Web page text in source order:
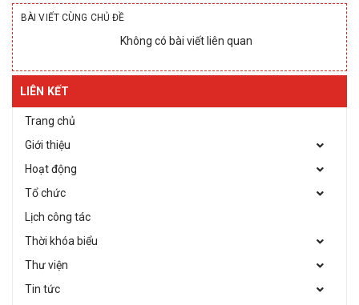
BÀI VIẾT CÙNG CHỦ ĐỀ
Không có bài viết liên quan
LIÊN KẾT
Trang chủ
Giới thiệu
Hoạt động
Tổ chức
Lịch công tác
Thời khóa biểu
Thư viện
Tin tức